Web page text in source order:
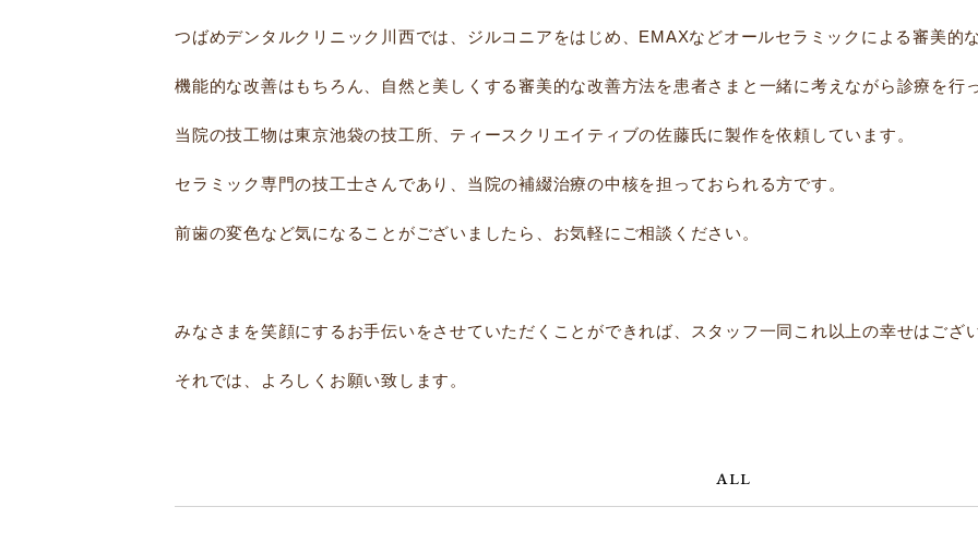
つばめデンタルクリニック川西では、ジルコニアをはじめ、EMAXなどオールセラミックによる審美的
機能的な改善はもちろん、自然と美しくする審美的な改善方法を患者さまと一緒に考えながら診療を行
当院の技工物は東京池袋の技工所、ティースクリエイティブの佐藤氏に製作を依頼しています。
セラミック専門の技工士さんであり、当院の補綴治療の中核を担っておられる方です。
前歯の変色など気になることがございましたら、お気軽にご相談ください。
みなさまを笑顔にするお手伝いをさせていただくことができれば、スタッフ一同これ以上の幸せはござ
それでは、よろしくお願い致します。
ALL